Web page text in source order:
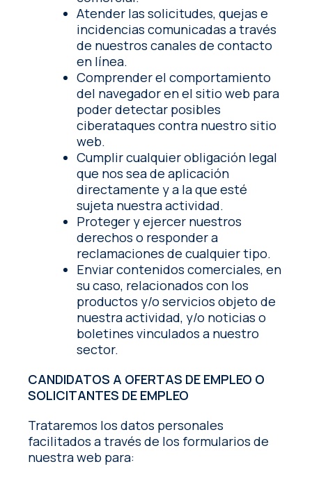
Atender las solicitudes, quejas e
incidencias comunicadas a través
de nuestros canales de contacto
en línea.
Comprender el comportamiento
del navegador en el sitio web para
poder detectar posibles
ciberataques contra nuestro sitio
web.
Cumplir cualquier obligación legal
que nos sea de aplicación
directamente y a la que esté
sujeta nuestra actividad.
Proteger y ejercer nuestros
derechos o responder a
reclamaciones de cualquier tipo.
Enviar contenidos comerciales, en
su caso, relacionados con los
productos y/o servicios objeto de
nuestra actividad, y/o noticias o
boletines vinculados a nuestro
sector.
CANDIDATOS A OFERTAS DE EMPLEO O
SOLICITANTES DE EMPLEO
Trataremos los datos personales
facilitados a través de los formularios de
nuestra web para: